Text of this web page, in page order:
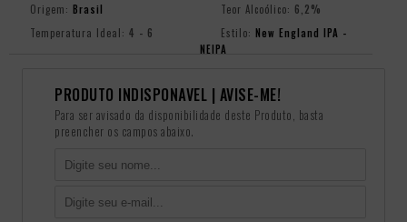
Origem: Brasil Teor Alcoólico: 6,2%
Temperatura Ideal: 4 - 6 Estilo: New England IPA -
NEIPA
PRODUTO INDISPONÃ­VEL | AVISE-ME!
Para ser avisado da disponibilidade deste Produto, basta
preencher os campos abaixo.